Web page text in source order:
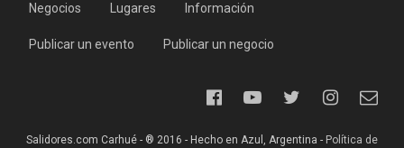
Negocios Lugares Información
Publicar un evento Publicar un negocio
Salidores.com Carhué - ® 2016 - Hecho en Azul, Argentina - Política de